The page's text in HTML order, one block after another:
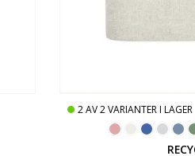
2AV2VARIANTER I LAGER